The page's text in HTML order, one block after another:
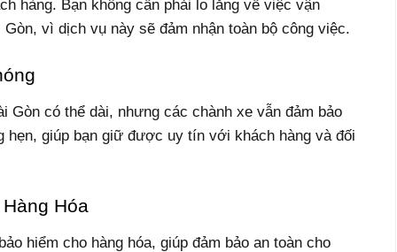
hàng. Bạn không cần phải lo lắng về việc vận
vì dịch vụ này sẽ đảm nhận toàn bộ công việc.
Gòn có thể dài, nhưng các chành xe vẫn đảm bảo
hẹn, giúp bạn giữ được uy tín với khách hàng và đối
Hóa
hiểm cho hàng hóa, giúp đảm bảo an toàn cho